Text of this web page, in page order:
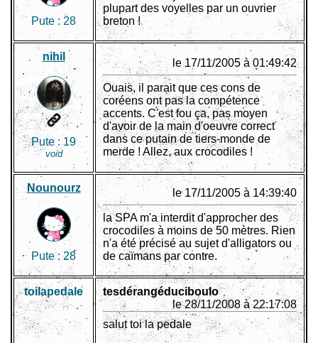
Pute : 28
plupart des voyelles par un ouvrier
breton !
nihil
Pute :19
void
le 17/11/2005 à 01:49:42
Ouais, il parait que ces cons de
coréens ont pas la compétence
accents. C'est fou ça, pas moyen
d'avoir de la main d'oeuvre correct
dans ce putain de tiers-monde de
merde ! Allez, aux crocodiles !
Nounourz
Pute :28
le 17/11/2005 à 14:39:40
la SPA m'a interdit d'approcher des
crocodiles à moins de 50 mètres. Rien
n'a été précisé au sujet d'alligators ou
de caïmans par contre.
toilapedale
tesdérangéduciboulo
le 28/11/2008 à 22:17:08
salut toi la pedale